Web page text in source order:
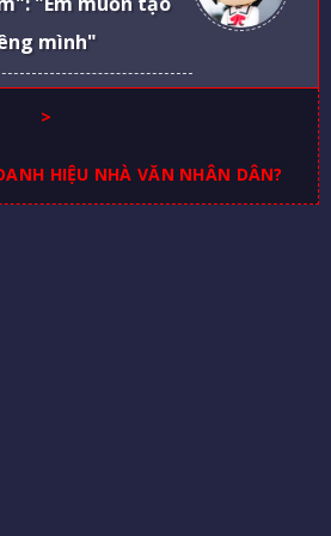
mình"
>
HIỆU NHÀ VĂN NHÂN DÂN?